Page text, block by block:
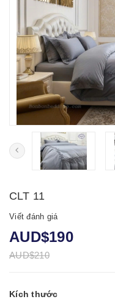
CLT 11
Viết đánh giá
AUD$190
AUD$210
Kích thước